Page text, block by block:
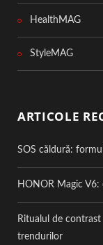
HealthMAG
StyleMAG
ARTICOLE
SOS căldură:
HONOR Magic V6:
Ritualul de
trendurilor